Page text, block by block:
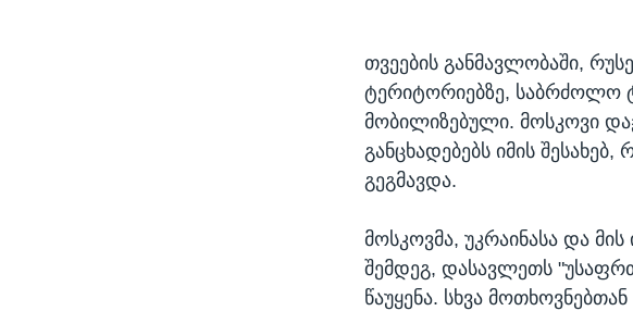
თვეების განმავლობაში,
ტერიტორიებზე, საბრძოლო
მობილიზებული. მოსკოვი
განცხადებებს იმის
გეგმავდა.
მოსკოვმა, უკრაინასა და
შემდეგ, დასავლეთს
წაუყენა. სხვა